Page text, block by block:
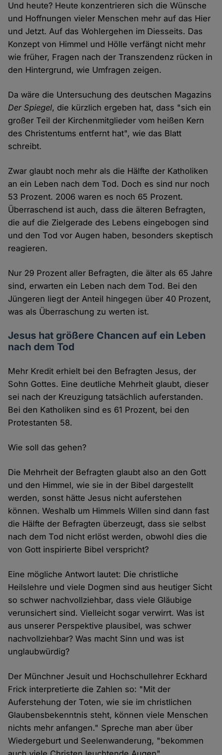
Und heute? Heute konzentrieren sich die Wünsche
und Hoffnungen vieler Menschen mehr auf das Hier
und Jetzt. Auf das Wohlergehen im Diesseits. Das
Konzept von Himmel und Hölle verfängt nicht mehr
wie früher, Fragen nach der Transzendenz rücken in
den Hintergrund, wie Umfragen zeigen.
Da wäre die Untersuchung des deutschen Magazins
Der Spiegel, die kürzlich ergeben hat, dass "sich ein
großer Teil der Kirchenmitglieder vom heißen Kern
des Christentums entfernt hat", wie das Blatt
schreibt.
Zwar glaubt noch mehr als die Hälfte der Katholiken
an ein Leben nach dem Tod. Doch es sind nur noch
53 Prozent. 2006 waren es noch 65 Prozent.
Überraschend ist auch, dass die älteren Befragten,
die auf die Zielgerade des Lebens eingebogen sind
und den Tod vor Augen haben, besonders skeptisch
reagieren.
Nur 29 Prozent aller Befragten, die älter als 65 Jahre
sind, erwarten ein Leben nach dem Tod. Bei den
Jüngeren liegt der Anteil hingegen über 40 Prozent,
was als Überraschung zu werten ist.
Jesus hat größere Chancen auf ein Leben
nach dem Tod
Mehr Kredit erhielt bei den Befragten Jesus, der
Sohn Gottes. Eine deutliche Mehrheit glaubt, dieser
sei nach der Kreuzigung tatsächlich auferstanden.
Bei den Katholiken sind es 61 Prozent, bei den
Protestanten 58.
Wie soll das gehen?
Die Mehrheit der Befragten glaubt also an den Gott
und den Himmel, wie sie in der Bibel dargestellt
werden, sonst hätte Jesus nicht auferstehen
können. Weshalb um Himmels Willen sind dann fast
die Hälfte der Befragten überzeugt, dass sie selbst
nach dem Tod nicht erlöst werden, obwohl dies die
von Gott inspirierte Bibel verspricht?
Eine mögliche Antwort lautet: Die christliche
Heilslehre und viele Dogmen sind aus heutiger Sicht
so schwer nachvollziehbar, dass viele Gläubige
verunsichert sind. Vielleicht sogar verwirrt. Was ist
aus unserer Perspektive plausibel, was schwer
nachvollziehbar? Was macht Sinn und was ist
unglaubwürdig?
Der Münchner Jesuit und Hochschullehrer Eckhard
Frick interpretierte die Zahlen so: "Mit der
Auferstehung der Toten, wie sie im christlichen
Glaubensbekenntnis steht, können viele Menschen
nichts mehr anfangen." Spreche man aber über
Wiedergeburt und Seelenwanderung, "bekommen